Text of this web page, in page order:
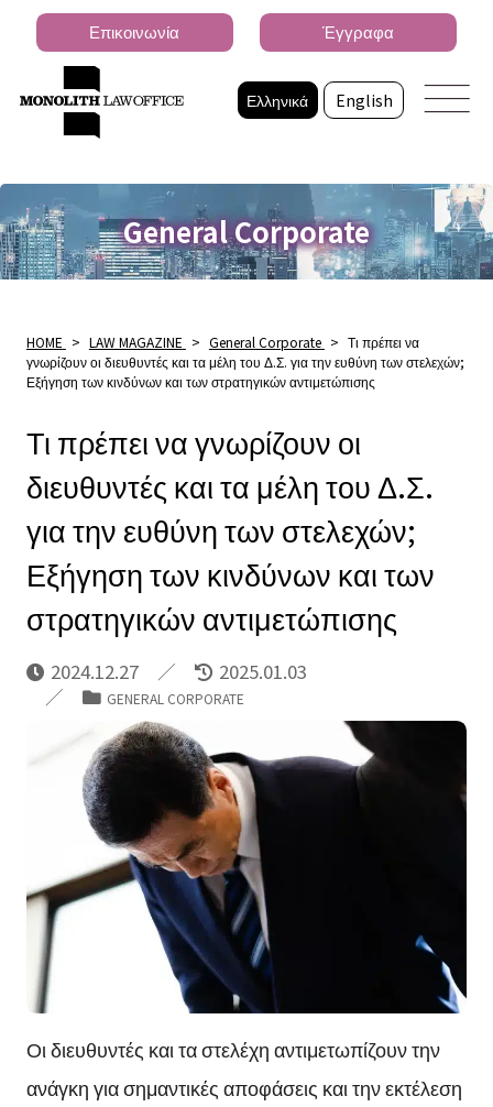
Ελληνικά English
Επικοινωνία Έγγραφα
General Corporate
HOME > LAW MAGAZINE > General Corporate > Τι πρέπει να
γνωρίζουν οι διευθυντές και τα μέλη του Δ.Σ. για την ευθύνη των στελεχών;
Εξήγηση των κινδύνων και των στρατηγικών αντιμετώπισης
Τι πρέπει να γνωρίζουν οι
διευθυντές και τα μέλη του Δ.Σ.
για την ευθύνη των στελεχών;
Εξήγηση των κινδύνων και των
στρατηγικών αντιμετώπισης
2024.12.27 2025.01.03
GENERAL CORPORATE
Οι διευθυντές και τα στελέχη αντιμετωπίζουν την
ανάγκη για σημαντικές αποφάσεις και την εκτέλεση